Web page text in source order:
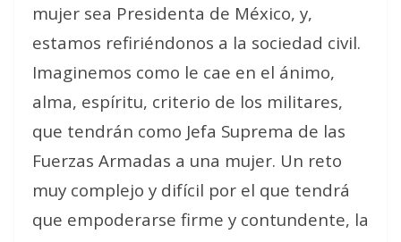
mujer sea Presidenta de México, y,
estamos refiriéndonos a la sociedad civil.
Imaginemos como le cae en el ánimo,
alma, espíritu, criterio de los militares,
que tendrán como Jefa Suprema de las
Fuerzas Armadas a una mujer. Un reto
muy complejo y difícil por el que tendrá
que empoderarse firme y contundente, la